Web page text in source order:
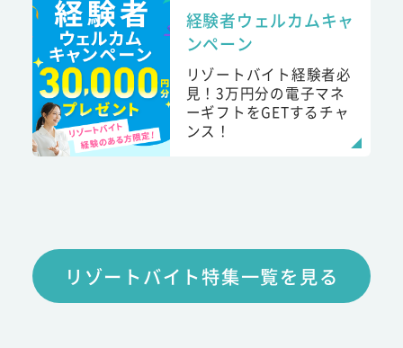
経験者ウェルカムキャ
ンペーン
リゾートバイト経験者必
見！3万円分の電子マネ
ーギフトをGETするチャ
ンス！
リゾートバイト特集一覧を見る